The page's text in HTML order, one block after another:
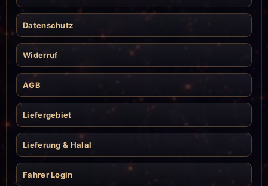
Datenschutz
Widerruf
AGB
Liefergebiet
Lieferung & Halal
Fahrer Login